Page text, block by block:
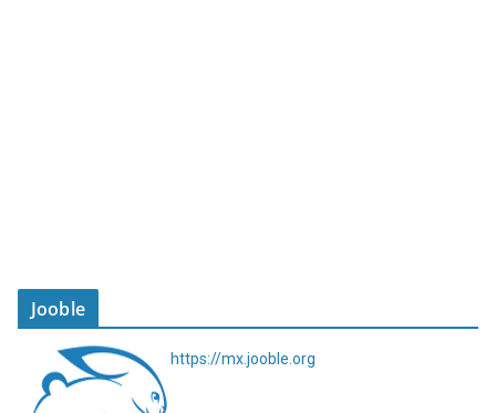
Jooble
https://mx.jooble.org